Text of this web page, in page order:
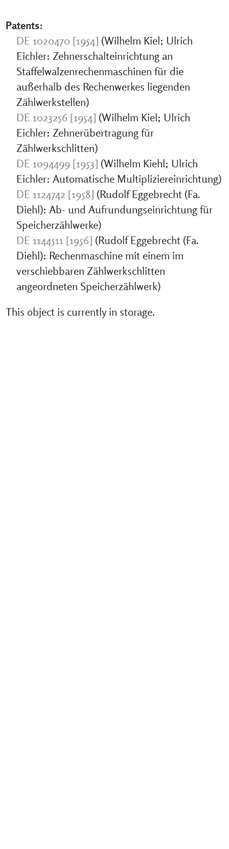
Patents:
DE 1020470 [1954] (Wilhelm Kiel; Ulrich
Eichler: Zehnerschalteinrichtung an
Staffelwalzenrechenmaschinen für die
außerhalb des Rechenwerkes liegenden
Zählwerkstellen)
DE 1023256 [1954] (Wilhelm Kiel; Ulrich
Eichler: Zehnerübertragung für
Zählwerkschlitten)
DE 1094499 [1953] (Wilhelm Kiehl; Ulrich
Eichler: Automatische Multipliziereinrichtung)
DE 1124742 [1958] (Rudolf Eggebrecht (Fa.
Diehl): Ab- und Aufrundungseinrichtung für
Speicherzählwerke)
DE 1144511 [1956] (Rudolf Eggebrecht (Fa.
Diehl): Rechenmaschine mit einem im
verschiebbaren Zählwerkschlitten
angeordneten Speicherzählwerk)
This object is currently in storage.